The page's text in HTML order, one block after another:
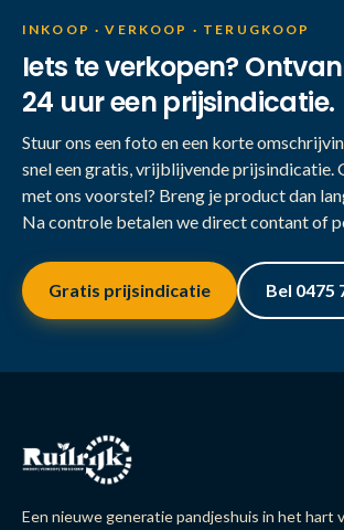
INKOOP · VERKOOP · TERUGKOOP
Iets te verkopen?
24 uur een prijsindicatie.
Stuur ons een foto en een korte
snel een gratis, vrijblijvende prijsindicatie.
met ons voorstel? Breng je product dan
Na controle betalen we direct contant of
Gratis prijsindicatie Bel 0475
Een nieuwe generatie pandjeshuis in het hart